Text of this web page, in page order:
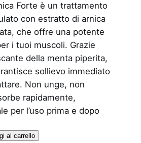
Forte è un trattamento
con estratto di arnica
che offre una potente
i tuoi muscoli. Grazie
della menta piperita,
sollievo immediato
Non unge, non
rapidamente,
per l’uso prima e dopo
al carrello